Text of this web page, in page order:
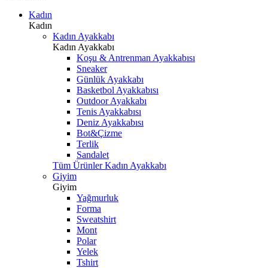
Kadın
Kadın
Kadın Ayakkabı
Kadın Ayakkabı
Koşu & Antrenman Ayakkabısı
Sneaker
Günlük Ayakkabı
Basketbol Ayakkabısı
Outdoor Ayakkabı
Tenis Ayakkabısı
Deniz Ayakkabısı
Bot&Çizme
Terlik
Sandalet
Tüm Ürünler Kadın Ayakkabı
Giyim
Giyim
Yağmurluk
Forma
Sweatshirt
Mont
Polar
Yelek
Tshirt